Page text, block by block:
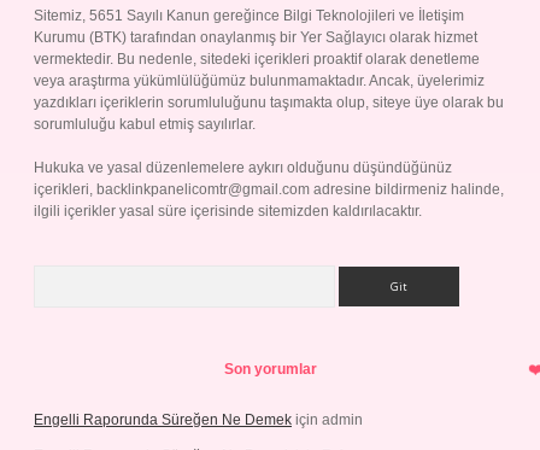
Sitemiz, 5651 Sayılı Kanun gereğince Bilgi Teknolojileri ve İletişim
Kurumu (BTK) tarafından onaylanmış bir Yer Sağlayıcı olarak hizmet
vermektedir. Bu nedenle, sitedeki içerikleri proaktif olarak denetleme
veya araştırma yükümlülüğümüz bulunmamaktadır. Ancak, üyelerimiz
yazdıkları içeriklerin sorumluluğunu taşımakta olup, siteye üye olarak bu
sorumluluğu kabul etmiş sayılırlar.
Hukuka ve yasal düzenlemelere aykırı olduğunu düşündüğünüz
içerikleri, backlinkpanelicomtr@gmail.com adresine bildirmeniz halinde,
ilgili içerikler yasal süre içerisinde sitemizden kaldırılacaktır.
Son yorumlar
Engelli Raporunda Süreğen Ne Demek için admin